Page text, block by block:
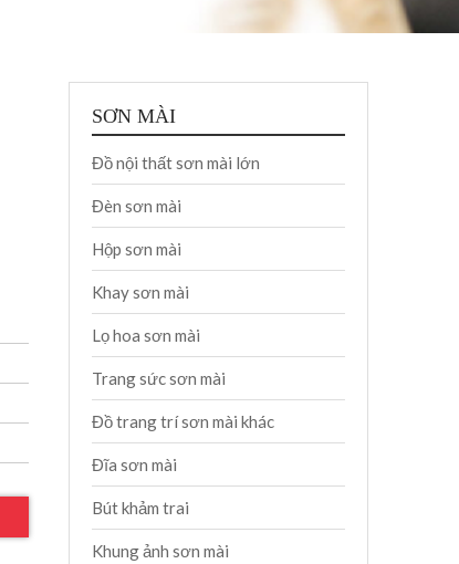
SƠN MÀI
Đồ nội thất sơn mài lớn
Đèn sơn mài
Hộp sơn mài
Khay sơn mài
Lọ hoa sơn mài
Trang sức sơn mài
Đồ trang trí sơn mài khác
Đĩa sơn mài
Bút khảm trai
Khung ảnh sơn mài